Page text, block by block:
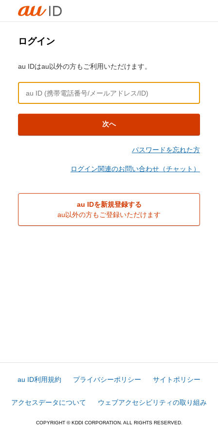
ログイン
au IDはau以外の方もご利用いただけます。
次へ
パスワードを忘れた方
ログイン関連のお問い合わせ（チャット）
au IDを新規登録する
au以外の方もご登録いただけます
au ID利用規約 プライバシーポリシー サイトポリシー
アクセスデータについて ウェブアクセシビリティの取り組み
COPYRIGHT © KDDI CORPORATION. ALL RIGHTS RESERVED.